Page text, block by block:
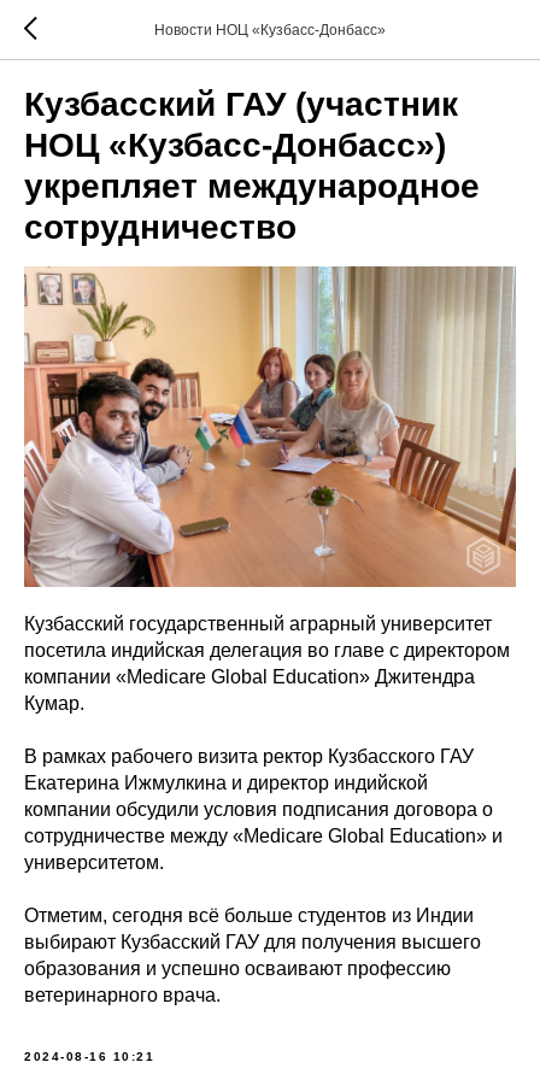
Новости НОЦ «Кузбасс-Донбасс»
Кузбасский ГАУ (участник
НОЦ «Кузбасс-Донбасс»)
укрепляет международное
сотрудничество
Кузбасский государственный аграрный университет
посетила индийская делегация во главе с директором
компании «Medicare Global Education» Джитендра
Кумар.
В рамках рабочего визита ректор Кузбасского ГАУ
Екатерина Ижмулкина и директор индийской
компании обсудили условия подписания договора о
сотрудничестве между «Medicare Global Education» и
университетом.
Отметим, сегодня всё больше студентов из Индии
выбирают Кузбасский ГАУ для получения высшего
образования и успешно осваивают профессию
ветеринарного врача.
2024-08-16 10:21